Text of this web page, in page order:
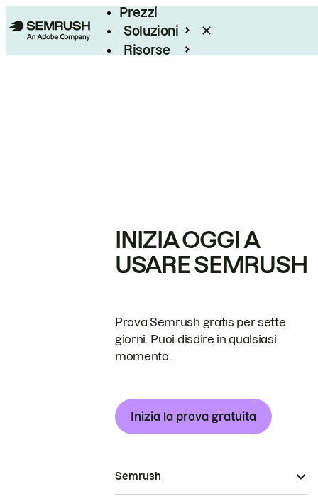
Prezzi
Soluzioni
Risorse
INIZIA OGGI A
USARE SEMRUSH
Prova Semrush gratis per sette
giorni. Puoi disdire in qualsiasi
momento.
Inizia la prova gratuita
Semrush